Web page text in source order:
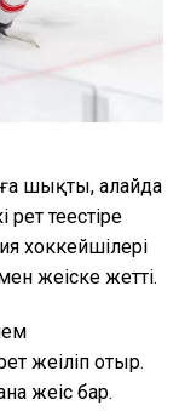
шықты, алайда
теңестіре
хоккейшілері
жеңіске жетті.
жеңіліп отыр.
жеңіс бар.